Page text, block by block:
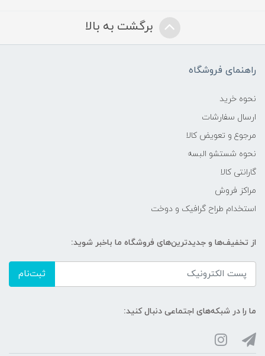
برگشت به بالا
راهنمای فروشگاه
نحوه خرید
ارسال سفارشات
مرجوع و تعویض کالا
نحوه شستشو البسه
گارانتی کالا
مراکز فروش
استخدام طراح گرافیک و دوخت
از تخفیف‌ها و جدیدترین‌های فروشگاه ما باخبر شوید:
ثبت‌نام
ما را در شبکه‌های اجتماعی دنبال کنید: